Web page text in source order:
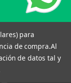
para
de compra.Al
de datos tal y